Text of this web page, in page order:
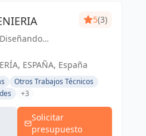
5(3)
ESPAÑA, España
Otros Trabajos Técnicos
+3
Solicitar
presupuesto